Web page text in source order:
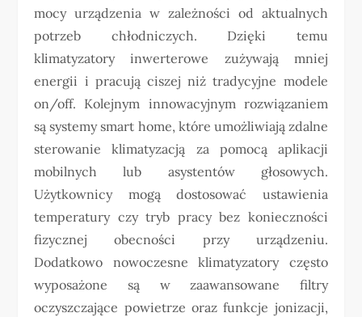
mocy urządzenia w zależności od aktualnych
potrzeb chłodniczych. Dzięki temu
klimatyzatory inwerterowe zużywają mniej
energii i pracują ciszej niż tradycyjne modele
on/off. Kolejnym innowacyjnym rozwiązaniem
są systemy smart home, które umożliwiają zdalne
sterowanie klimatyzacją za pomocą aplikacji
mobilnych lub asystentów głosowych.
Użytkownicy mogą dostosować ustawienia
temperatury czy tryb pracy bez konieczności
fizycznej obecności przy urządzeniu.
Dodatkowo nowoczesne klimatyzatory często
wyposażone są w zaawansowane filtry
oczyszczające powietrze oraz funkcje jonizacji,